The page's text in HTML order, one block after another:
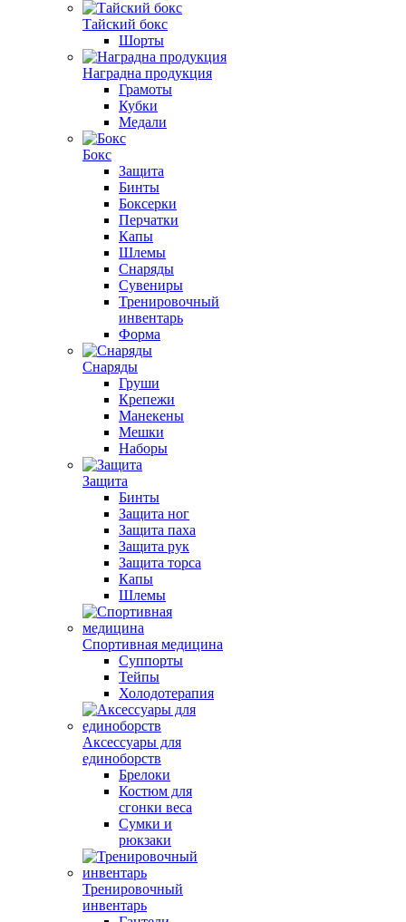
Тайский бокс
Шорты
Наградна продукция
Грамоты
Кубки
Медали
Бокс
Защита
Бинты
Боксерки
Перчатки
Капы
Шлемы
Снаряды
Сувениры
Тренировочный
инвентарь
Форма
Снаряды
Груши
Крепежи
Манекены
Мешки
Наборы
Защита
Бинты
Защита ног
Защита паха
Защита рук
Защита торса
Капы
Шлемы
Спортивная медицина
Суппорты
Тейпы
Холодотерапия
Аксессуары для
единоборств
Брелоки
Костюм для
сгонки веса
Сумки и
рюкзаки
Тренировочный
инвентарь